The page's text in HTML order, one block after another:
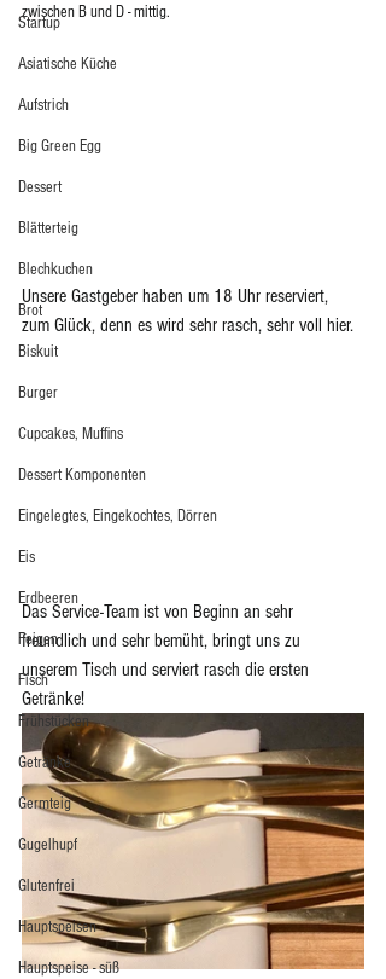
Startup
Asiatische Küche
Aufstrich
Big Green Egg
Dessert
Blätterteig
Blechkuchen
Brot
Biskuit
Burger
Cupcakes, Muffins
Dessert Komponenten
Eingelegtes, Eingekochtes, Dörren
Eis
Erdbeeren
Feigen
Fisch
Frühstücken
Getränke
Germteig
Gugelhupf
Glutenfrei
Hauptspeisen
Hauptspeise - süß
zwischen B und D - mittig.
Unsere Gastgeber haben um 18 Uhr reserviert,
zum Glück, denn es wird sehr rasch, sehr voll hier.
Das Service-Team ist von Beginn an sehr
freundlich und sehr bemüht, bringt uns zu
unserem Tisch und serviert rasch die ersten
Getränke!